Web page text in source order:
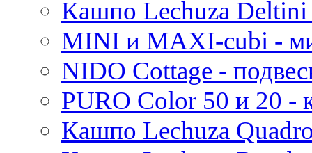
Кашпо Lechuza
MINI и MAXI-cubi -
NIDO Cottage -
PURO Color 50 и 20
Кашпо Lechuza